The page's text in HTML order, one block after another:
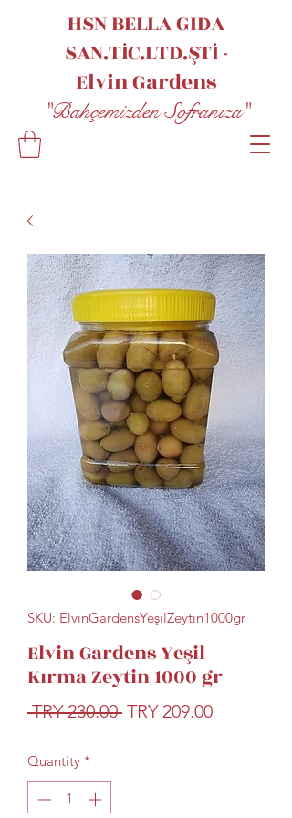
HSN BELLA GIDA
SAN.TİC.LTD.ŞTİ -
ElvinGardens
"Bahçemizden Sofranıza"
SKU: ElvinGardensYeşilZeytin1000gr
Elvin Gardens Yeşil
Kırma Zeytin 1000 gr
TRY 230.00 Regular
TRY 209.00Sale
Quantity *